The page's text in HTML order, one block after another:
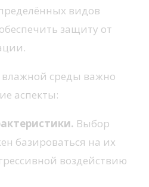
видов
защиту от
среды важно
аспекты:
Выбор
базироваться на их
воздействию